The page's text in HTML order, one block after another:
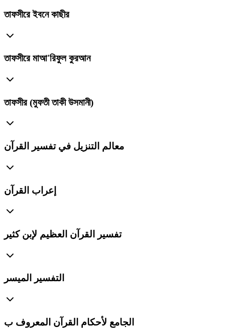
তাফসীরে ইবনে কাছীর
তাফসীরে মাআ'রিফুল কুরআন
তাফসীর (মুফতী তাকী উসমানী)
معالم التنزيل في تفسير القرآن
إعراب القرآن
تفسير القرآن العظيم لإبن كثير
التفسير الميسر
الجامع لأحكام القرآن المعروف ب